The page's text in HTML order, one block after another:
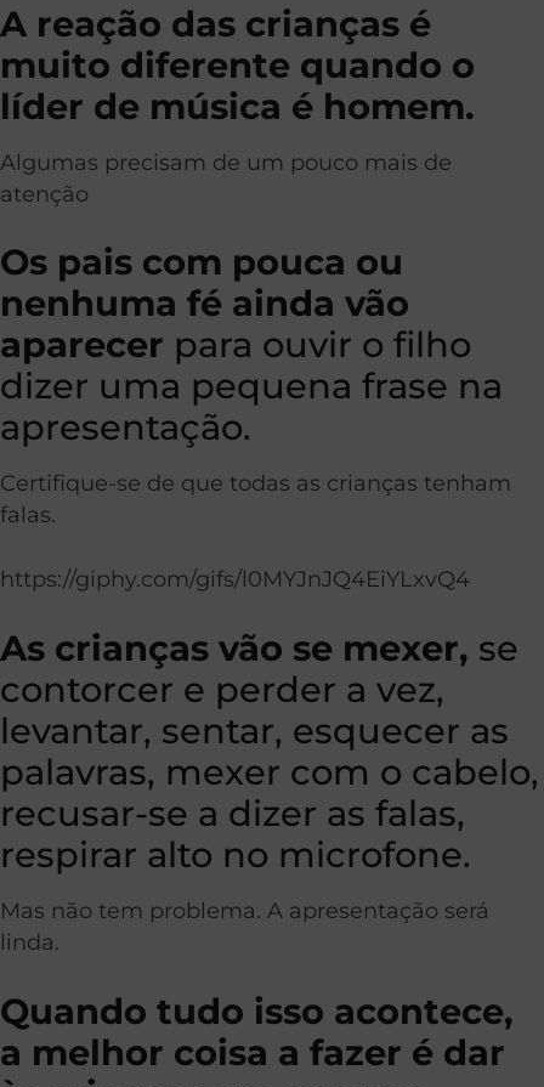
A reação das crianças é
muito diferente quando o
líder de música é homem.
Algumas precisam de um pouco mais de
atenção
Os pais com pouca ou
nenhuma fé ainda vão
aparecer para ouvir o filho
dizer uma pequena frase na
apresentação.
Certifique-se de que todas as crianças tenham
falas.
https://giphy.com/gifs/l0MYJnJQ4EiYLxvQ4
As crianças vão se mexer, se
contorcer e perder a vez,
levantar, sentar, esquecer as
palavras, mexer com o cabelo,
recusar-se a dizer as falas,
respirar alto no microfone.
Mas não tem problema. A apresentação será
linda.
Quando tudo isso acontece,
a melhor coisa a fazer é dar